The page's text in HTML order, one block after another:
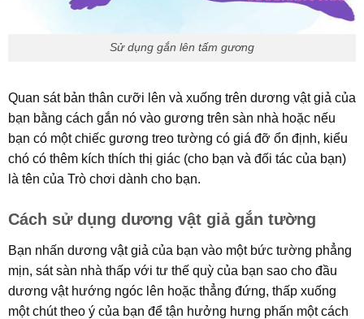
Sử dụng gắn lên tấm gương
Quan sát bản thân cưỡi lên và xuống trên dương vật giả của
bạn bằng cách gắn nó vào gương trên sàn nhà hoặc nếu
bạn có một chiếc gương treo tường có giá đỡ ổn định, kiểu
chó có thêm kích thích thị giác (cho bạn và đối tác của bạn)
là tên của Trò chơi dành cho bạn.
Cách sử dụng dương vật giả gắn tường
Bạn nhấn dương vật giả của bạn vào một bức tường phẳng
mịn, sát sàn nhà thấp với tư thế quỳ của bạn sao cho đầu
dương vật hướng ngóc lên hoặc thẳng đứng, thấp xuống
một chút theo ý của bạn để tận hưởng hưng phấn một cách